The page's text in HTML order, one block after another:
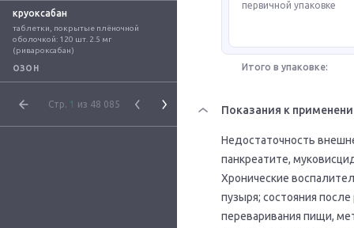
круоксабан
таблетки, покрытые плёночной
оболочкой: 120 шт. 2.5 мг
(ривароксабан)
ОЗОН
Стр. 1 из 48 085
первичной упаковке
Итого в упаковке:
Показания к
Недостаточность
панкреатите,
Хронические
пузыря; состояния
переваривания пищи,